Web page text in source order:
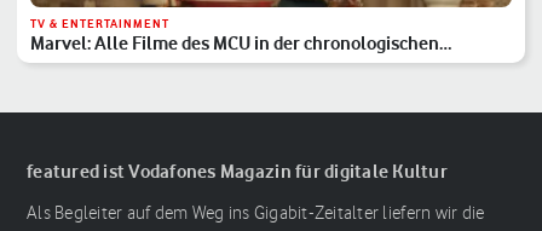
TV & ENTERTAINMENT
Marvel: Alle Filme des MCU in der chronologischen
Reihenfolge
featured ist Vodafones Magazin für digitale Kultur
Als Begleiter auf dem Weg ins Gigabit-Zeitalter liefern wir die